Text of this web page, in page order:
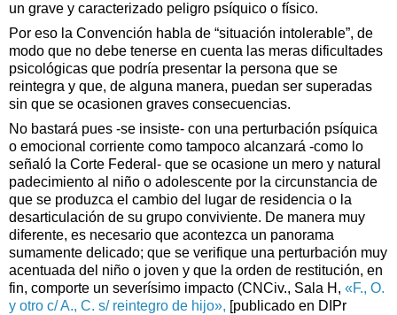
un grave y caracterizado peligro psíquico o físico.
Por eso la Convención habla de “situación intolerable”, de
modo que no debe tenerse en cuenta las meras dificultades
psicológicas que podría presentar la persona que se
reintegra y que, de alguna manera, puedan ser superadas
sin que se ocasionen graves consecuencias.
No bastará pues -se insiste- con una perturbación psíquica
o emocional corriente como tampoco alcanzará -como lo
señaló la Corte Federal- que se ocasione un mero y natural
padecimiento al niño o adolescente por la circunstancia de
que se produzca el cambio del lugar de residencia o la
desarticulación de su grupo conviviente. De manera muy
diferente, es necesario que acontezca un panorama
sumamente delicado; que se verifique una perturbación muy
acentuada del niño o joven y que la orden de restitución, en
fin, comporte un severísimo impacto (CNCiv., Sala H, «F., O.
y otro c/ A., C. s/ reintegro de hijo», [publicado en DIPr